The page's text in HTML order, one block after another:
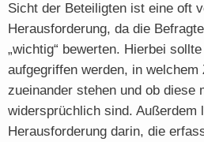
Sicht der Beteiligten ist eine oft
Herausforderung, da die
„wichtig“ bewerten. Hierbei
aufgegriffen werden, in welchem
zueinander stehen und ob diese
widersprüchlich sind. Außerdem
Herausforderung darin, die